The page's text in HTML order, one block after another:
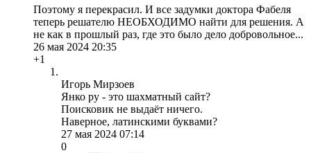
Поэтому я перекрасил. И все задумки доктора Фабеля
теперь решателю НЕОБХОДИМО найти для решения. А
не как в прошлый раз, где это было дело добровольное...
26 мая 2024 20:35
+1
Игорь Мирзоев
Янко ру - это шахматный сайт?
Поисковик не выдаёт ничего.
Наверное, латинскими буквами?
27 мая 2024 07:14
0